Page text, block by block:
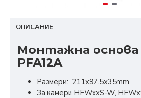
ОПИСАНИЕ
Монтажна основа
PFA12A
Размери: 211x97.5x35mm
За камери HFWxxS-W,